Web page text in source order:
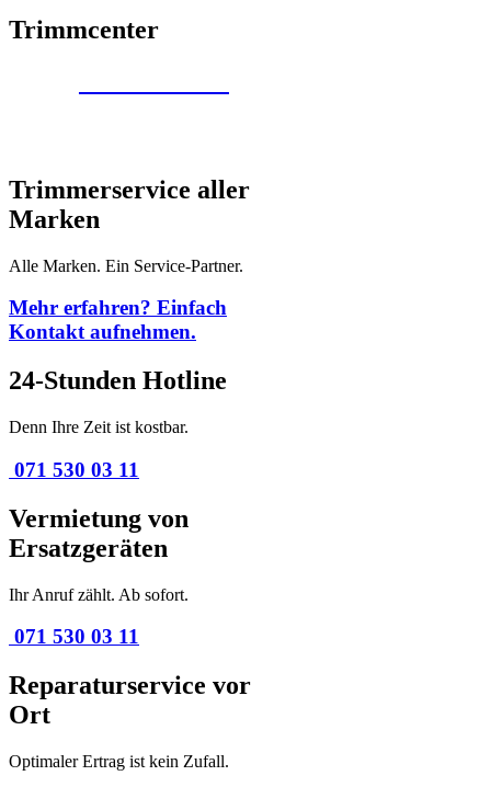
Trimmcenter
Trimmerservice aller
Marken
Alle Marken. Ein Service-Partner.
Mehr erfahren? Einfach
Kontakt aufnehmen.
24-Stunden Hotline
Denn Ihre Zeit ist kostbar.
071 530 03 11
Vermietung von
Ersatzgeräten
Ihr Anruf zählt. Ab sofort.
071 530 03 11
Reparaturservice vor
Ort
Optimaler Ertrag ist kein Zufall.